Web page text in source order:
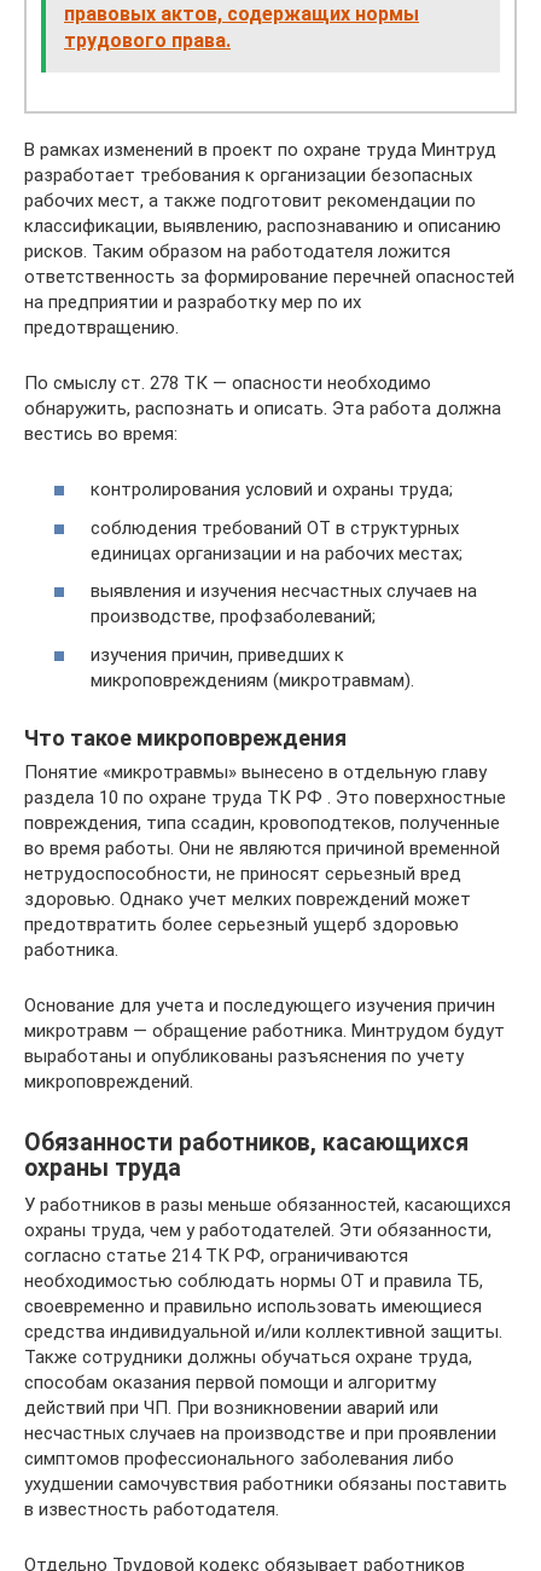
правовых актов, содержащих нормы
трудового права.
В рамках изменений в проект по охране труда Минтруд
разработает требования к организации безопасных
рабочих мест, а также подготовит рекомендации по
классификации, выявлению, распознаванию и описанию
рисков. Таким образом на работодателя ложится
ответственность за формирование перечней опасностей
на предприятии и разработку мер по их
предотвращению.
По смыслу ст. 278 ТК — опасности необходимо
обнаружить, распознать и описать. Эта работа должна
вестись во время:
контролирования условий и охраны труда;
соблюдения требований ОТ в структурных
единицах организации и на рабочих местах;
выявления и изучения несчастных случаев на
производстве, профзаболеваний;
изучения причин, приведших к
микроповреждениям (микротравмам).
Что такое микроповреждения
Понятие «микротравмы» вынесено в отдельную главу
раздела 10 по охране труда ТК РФ . Это поверхностные
повреждения, типа ссадин, кровоподтеков, полученные
во время работы. Они не являются причиной временной
нетрудоспособности, не приносят серьезный вред
здоровью. Однако учет мелких повреждений может
предотвратить более серьезный ущерб здоровью
работника.
Основание для учета и последующего изучения причин
микротравм — обращение работника. Минтрудом будут
выработаны и опубликованы разъяснения по учету
микроповреждений.
Обязанности работников, касающихся
охраны труда
У работников в разы меньше обязанностей, касающихся
охраны труда, чем у работодателей. Эти обязанности,
согласно статье 214 ТК РФ, ограничиваются
необходимостью соблюдать нормы ОТ и правила ТБ,
своевременно и правильно использовать имеющиеся
средства индивидуальной и/или коллективной защиты.
Также сотрудники должны обучаться охране труда,
способам оказания первой помощи и алгоритму
действий при ЧП. При возникновении аварий или
несчастных случаев на производстве и при проявлении
симптомов профессионального заболевания либо
ухудшении самочувствия работники обязаны поставить
в известность работодателя.
Отдельно Трудовой кодекс обязывает работников